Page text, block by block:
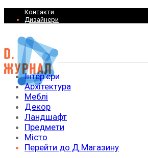
Контакти
Дизайнери
Інтер’єри
Архітектура
Меблі
Декор
Ландшафт
Предмети
Місто
Перейти до Д.Магазину